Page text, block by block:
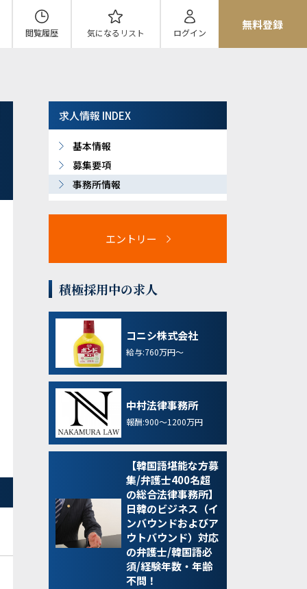
閲覧履歴 気になる リスト ログイン
無料登録
求人情報 INDEX
基本情報
募集要項
事務所情報
エントリー
積極採用中の求人
コニシ株式会社
給与:760万円～
中村法律事務所
報酬:900～1200万円
【韓国語堪能な方募
集/弁護士400名超
の総合法律事務所】
日韓のビジネス（イ
ンバウンドおよびア
ウトバウンド）対応
の弁護士/韓国語必
須/経験年数・年齢
不問！